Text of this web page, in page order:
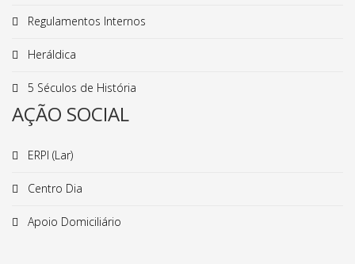
Regulamentos Internos
Heráldica
5 Séculos de História
AÇÃO SOCIAL
ERPI (Lar)
Centro Dia
Apoio Domiciliário